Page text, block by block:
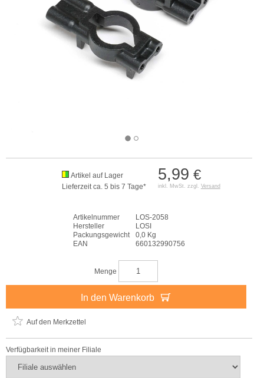
5,99 €
inkl. MwSt. zzgl. Versand
Artikel auf Lager
Lieferzeit ca. 5 bis 7 Tage*
Artikelnummer
LOS-2058
Hersteller
LOSI
Packungsgewicht
0,0 Kg
EAN
660132990756
Menge
In den Warenkorb
Auf den Merkzettel
Verfügbarkeit in meiner Filiale